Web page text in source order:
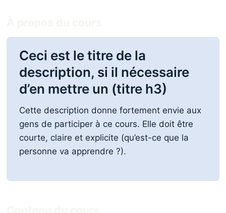
Ceci est le titre de la
description, si il nécessaire
d’en mettre un (titre h3)
Cette description donne fortement envie aux
gens de participer à ce cours. Elle doit être
courte, claire et explicite (qu’est-ce que la
personne va apprendre ?).